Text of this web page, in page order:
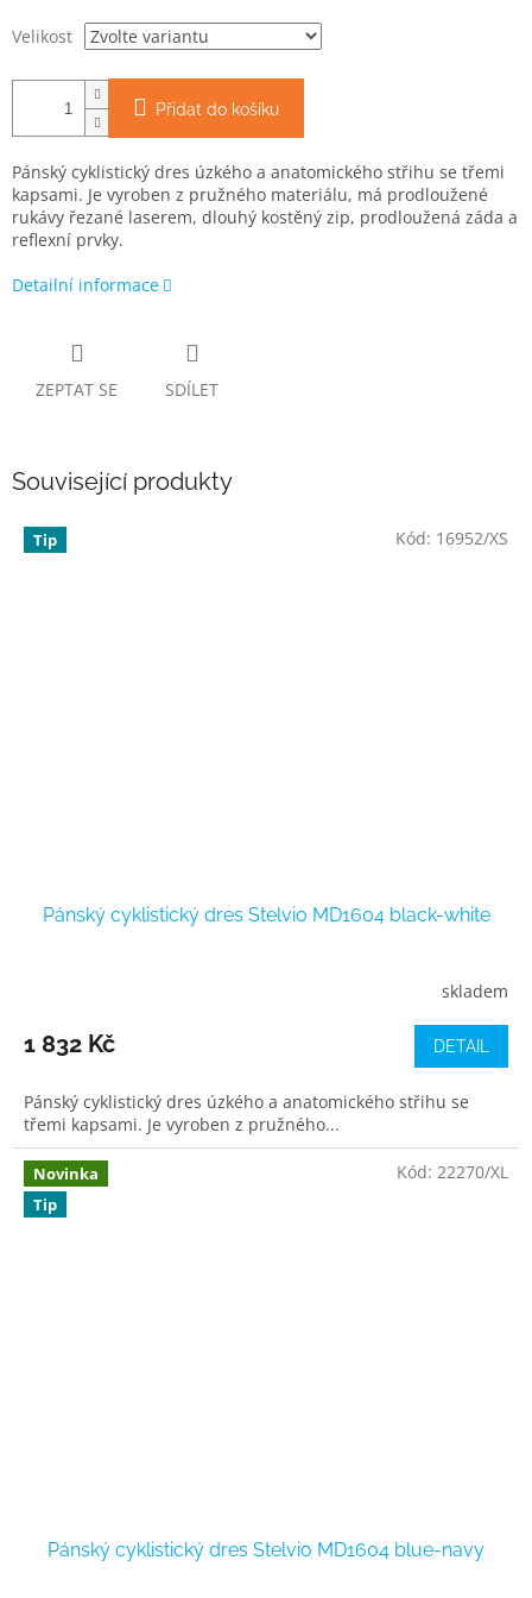
Velikost
Přidat do košíku
Pánský cyklistický dres úzkého a anatomického střihu se třemi
kapsami. Je vyroben z pružného materiálu, má prodloužené
rukávy řezané laserem, dlouhý kostěný zip, prodloužená záda a
reflexní prvky.
Detailní informace
ZEPTAT SE SDÍLET
Související produkty
Tip
Pánský cyklistický dres Stelvio MD1604 black-white
skladem
1 832 Kč DETAIL
Pánský cyklistický dres úzkého a anatomického střihu se
třemi kapsami. Je vyroben z pružného...
Kód: 16952/XS
Novinka
Tip
Pánský cyklistický dres Stelvio MD1604 blue-navy
Kód: 22270/XL